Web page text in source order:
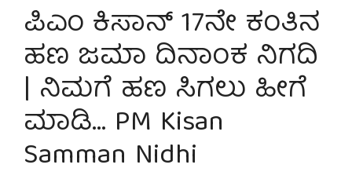
ಪಿಎಂ ಕಿಸಾನ್ 17ನೇ ಕಂತಿನ
ಹಣ ಜಮಾ ದಿನಾಂಕ ನಿಗದಿ
| ನಿಮಗೆ ಹಣ ಸಿಗಲು ಹೀಗೆ
ಮಾಡಿ… PM Kisan
Samman Nidhi